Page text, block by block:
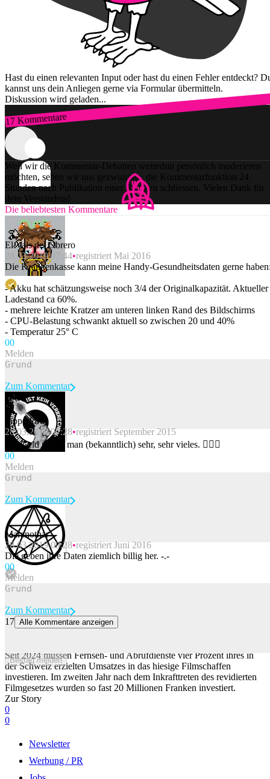
Hast du einen relevanten Input oder hast du einen Fehler entdeckt?
kannst uns dein Anliegen gerne via Formular übermitteln.
Diskussion wird geladen...
17 Kommentare
Zum Login
Weil wir die Kommentar-Debatten weiterhin persönlich moderieren
möchten, sehen wir uns gezwungen, die Kommentarfunktion 24
Stunden nach Publikation einer Story zu schliessen. Vielen Dank für
dein Verständnis!
Die beliebtesten Kommentare
El Vals del Obrero
28.03.2019 07:44 registriert Mai 2016
Die Krankenkasse kann meine Handy-Gesundheitsdaten gerne
- Akku hat schätzungsweise noch 3/4 der Originalkapazität. Aktueller
Ladestand ca 60%.
- mehrere leichte Kratzer am unteren linken Rand des Bildschirms
- CPU-Belastung schwankt aktuell so zwischen 20 und 40%
- Temperatur 25° C
00
Melden
Beitrag melden
Zum Kommentar
sapperlord
28.03.2019 07:28 registriert September 2015
Für Geld macht man (bekanntlich) sehr, sehr vieles. 🤷🏽‍♂️
00
Melden
Beitrag melden
Zum Kommentar
Maranothar
28.03.2019 09:28 registriert Juni 2016
Die geben ihre Daten ziemlich billig her. -.-
00
Melden
Beitrag melden
Zum Kommentar
17 Alle Kommentare anzeigen
Seit 2024 müssen Fernseh- und Abrufdienste vier Prozent ihres in
der Schweiz erzielten Umsatzes in das hiesige Filmschaffen
investieren. Im zweiten Jahr nach dem Inkrafttreten des revidierten
Filmgesetzes wurden so fast 20 Millionen Franken investiert.
Zur Story
0
0
Newsletter
Werbung / PR